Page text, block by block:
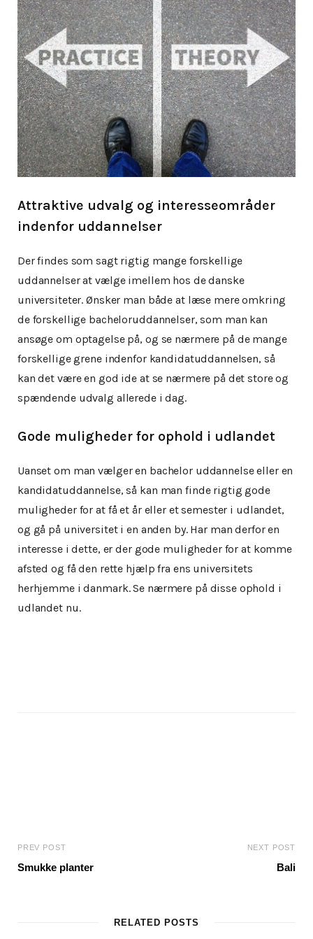
Attraktive udvalg og interesseområder
indenfor uddannelser
Der findes som sagt rigtig mange forskellige
uddannelser at vælge imellem hos de danske
universiteter. Ønsker man både at læse mere omkring
de forskellige bacheloruddannelser, som man kan
ansøge om optagelse på, og se nærmere på de mange
forskellige grene indenfor kandidatuddannelsen, så
kan det være en god ide at se nærmere på det store og
spændende udvalg allerede i dag.
Gode muligheder for ophold i udlandet
Uanset om man vælger en bachelor uddannelse eller en
kandidatuddannelse, så kan man finde rigtig gode
muligheder for at få et år eller et semester i udlandet,
og gå på universitet i en anden by. Har man derfor en
interesse i dette, er der gode muligheder for at komme
afsted og få den rette hjælp fra ens universitets
herhjemme i danmark. Se nærmere på disse ophold i
udlandet nu.
PREV POST
Smukke planter
NEXT POST
Bali
RELATED POSTS